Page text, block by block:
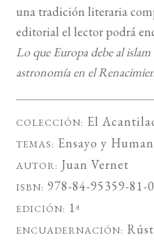
una tradición literaria
editorial el lector podrá
Lo que Europa debe al islam
astronomía en el
COLECCIÓN: El
TEMAS: Ensayo y
AUTOR: Juan Vernet
ISBN: 978-84-95359-81-0
EDICIÓN: 1ª
ENCUADERNACIÓN: